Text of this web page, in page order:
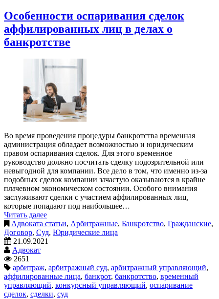
Особенности оспаривания сделок
аффилированных лиц в делах о
банкротстве
Во время проведения процедуры банкротства временная
администрация обладает возможностью и юридическим
правом оспаривания сделок. Для этого временное
руководство должно посчитать сделку подозрительной или
невыгодной для компании. Все дело в том, что именно из-за
подобных сделок компании зачастую оказываются в крайне
плачевном экономическом состоянии. Особого внимания
заслуживают сделки с участием аффилированных лиц,
которые попадают под наибольшее…
Читать далее
Адвоката статьи, Арбитражные, Банкротство, Гражданские,
Договор, Суд, Юридические лица
21.09.2021
Адвокат
2651
арбитраж, арбитражный суд, арбитражный управляющий,
аффилированные лица, банкрот, банкротство, временный
управляющий, конкурсный управляющий, оспаривание
сделок, сделки, суд